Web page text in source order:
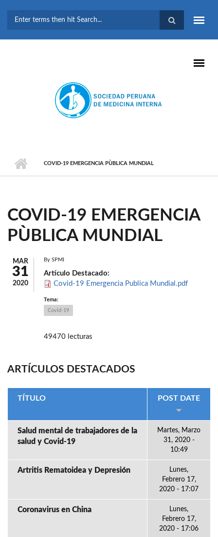
BÚSQUEDA
COVID-19 EMERGENCIA PÙBLICA MUNDIAL
COVID-19 EMERGENCIA
PÙBLICA MUNDIAL
MAR
31
2020
By SPMI
Artículo Destacado:
Covid-19 Emergencia Publica Mundial.pdf
Tema:
Covid-19
49470 lecturas
ARTÍCULOS DESTACADOS
TÍTULO POST DATE
Salud mental de trabajadores de la
salud y Covid-19
Martes, Marzo
31, 2020 -
10:49
Artritis Rematoidea y Depresión
Lunes,
Febrero 17,
2020 - 17:07
Coronavirus en China
Lunes,
Febrero 17,
2020 - 17:06